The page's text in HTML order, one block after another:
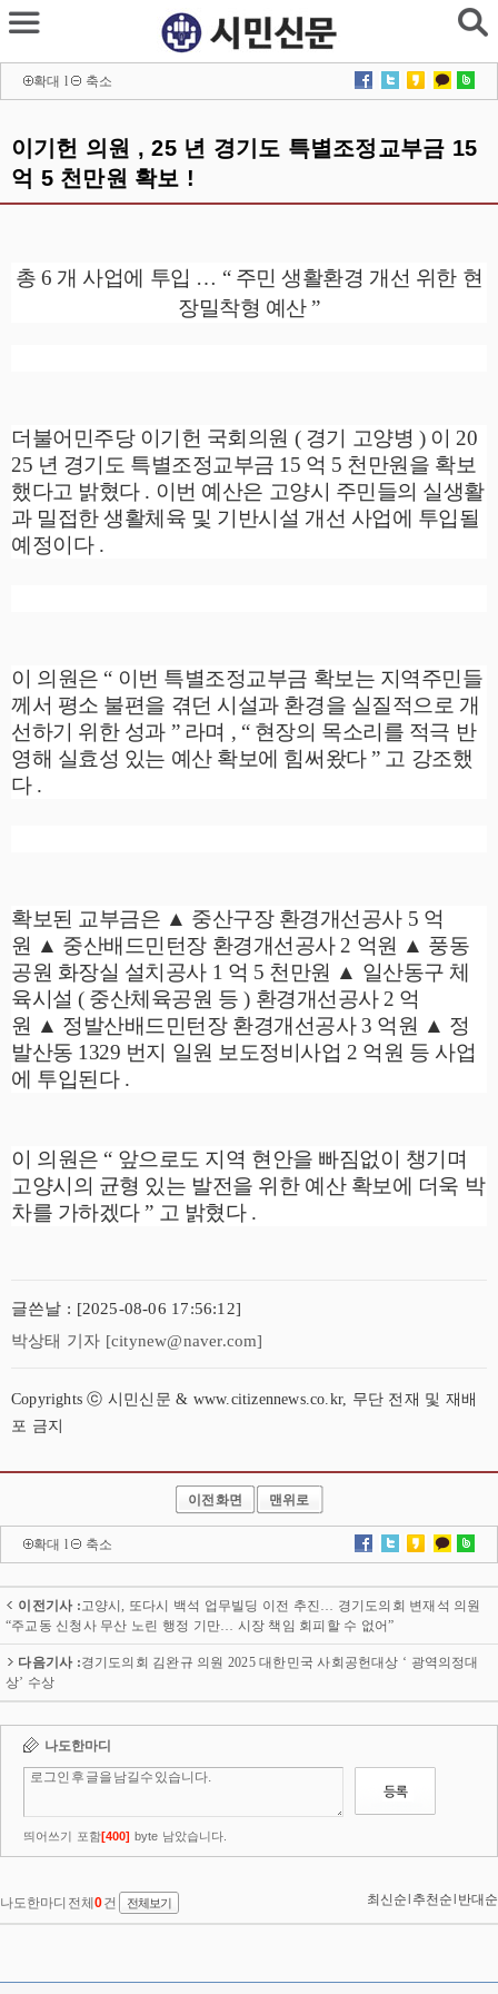
확대 l 축소
이기헌 의원 , 25 년 경기도 특별조정교부금 15
억 5 천만원 확보 !
총 6 개 사업에 투입 … “ 주민 생활환경 개선 위한 현
장밀착형 예산 ”
더불어민주당 이기헌 국회의원 ( 경기 고양병 ) 이
20
25 년 경기도 특별조정교부금 15 억 5 천만원을 확보
했다고 밝혔다 . 이번 예산은 고양시 주민들의 실생활
과 밀접한 생활체육 및 기반시설 개선 사업에 투입될
예정이다 .
이 의원은 “ 이번 특별조정교부금 확보는 지역주민들
께서 평소 불편을 겪던 시설과 환경을 실질적으로 개
선하기 위한 성과 ” 라며 , “ 현장의 목소리를 적극 반
영해 실효성 있는 예산 확보에 힘써왔다 ” 고 강조했
다 .
확보된 교부금은 ▲ 중산구장 환경개선공사 5 억
원 ▲ 중산배드민턴장 환경개선공사 2 억원 ▲ 풍동
공원 화장실 설치공사 1 억 5 천만원 ▲ 일산동구 체
육시설 ( 중산체육공원 등 ) 환경개선공사 2 억
원 ▲ 정발산배드민턴장 환경개선공사 3 억원 ▲ 정
발산동 1329 번지 일원 보도정비사업 2 억원 등 사업
에 투입된다 .
이 의원은 “ 앞으로도 지역 현안을 빠짐없이 챙기며
고양시의 균형 있는 발전을 위한 예산 확보에 더욱 박
차를 가하겠다 ” 고 밝혔다 .
글쓴날 : [2025-08-06 17:56:12]
박상태 기자 [citynew@naver.com]
Copyrights ⓒ 시민신문 & www.citizennews.co.kr, 무단 전재 및 재배
포 금지
이전화면 맨위로
확대 l 축소
이전기사 :고양시, 또다시 백석 업무빌딩 이전 추진… 경기도의회 변재석 의원
“주교동 신청사 무산 노린 행정 기만… 시장 책임 회피할 수 없어”
다음기사 :경기도의회 김완규 의원 2025 대한민국 사회공헌대상 ‘ 광역의정대
상’ 수상